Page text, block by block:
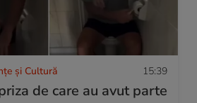
și Cultură 15:39
de care au avut parte